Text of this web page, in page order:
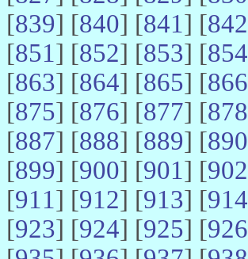
[839] [840] [841] [842
[851] [852] [853] [854
[863] [864] [865] [866
[875] [876] [877] [878
[887] [888] [889] [890
[899] [900] [901] [902
[911] [912] [913] [914
[923] [924] [925] [926